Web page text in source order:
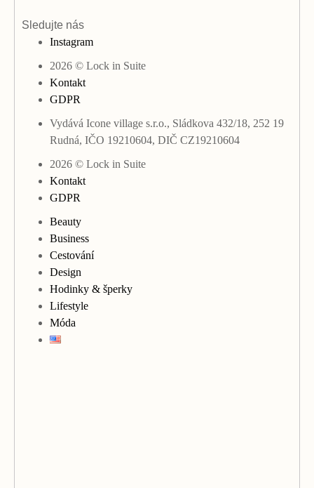
Sledujte nás
Instagram
2026 © Lock in Suite
Kontakt
GDPR
Vydává Icone village s.r.o., Sládkova 432/18, 252 19
Rudná, IČO 19210604, DIČ CZ19210604
2026 © Lock in Suite
Kontakt
GDPR
Beauty
Business
Cestování
Design
Hodinky & šperky
Lifestyle
Móda